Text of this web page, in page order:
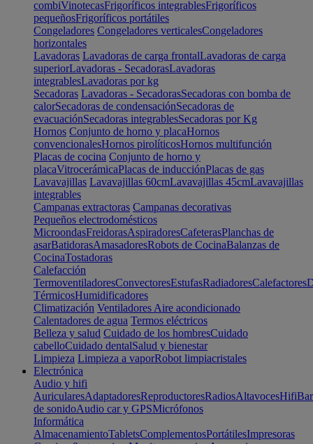
combiVinotecasFrigoríficos integrablesFrigoríficos
pequeñosFrigoríficos portátiles
Congeladores Congeladores verticalesCongeladores
horizontales
Lavadoras Lavadoras de carga frontalLavadoras de carga
superiorLavadoras - SecadorasLavadoras
integrablesLavadoras por kg
Secadoras Lavadoras - SecadorasSecadoras con bomba de
calorSecadoras de condensaciónSecadoras de
evacuaciónSecadoras integrablesSecadoras por Kg
Hornos Conjunto de horno y placaHornos
convencionalesHornos pirolíticosHornos multifunción
Placas de cocina Conjunto de horno y
placaVitrocerámicaPlacas de inducciónPlacas de gas
Lavavajillas Lavavajillas 60cmLavavajillas 45cmLavavajillas
integrables
Campanas extractoras Campanas decorativas
Pequeños electrodomésticos
MicroondasFreidorasAspiradoresCafeterasPlanchas de
asarBatidorasAmasadoresRobots de CocinaBalanzas de
CocinaTostadoras
Calefacción
TermoventiladoresConvectoresEstufasRadiadoresCalefactores
TérmicosHumidificadores
Climatización Ventiladores Aire acondicionado
Calentadores de agua Termos eléctricos
Belleza y salud Cuidado de los hombresCuidado
cabelloCuidado dentalSalud y bienestar
Limpieza Limpieza a vaporRobot limpiacristales
Electrónica
Audio y hifi
AuricularesAdaptadoresReproductoresRadiosAltavocesHifi
de sonidoAudio car y GPSMicrófonos
Informática
AlmacenamientoTabletsComplementosPortátilesImpresoras